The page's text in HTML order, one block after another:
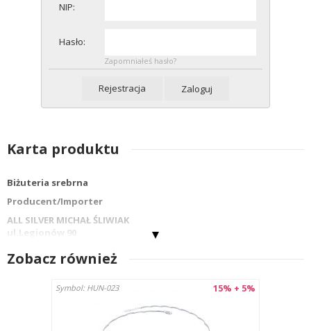
NIP:
Hasło:
Zapomniałeś hasło?
Rejestracja Zaloguj
Karta produktu
Biżuteria srebrna
Producent/Importer
ALL SILVER MICHAŁ ŚLIWIAK
ul.Legionów 90
info@allsilver.pl
Kraj : Polska
Nazwa wyrobu:KOLCZYKI HUK-023
Materiał: Srebro próby 925
Zobacz również
15% + 5%
Symbol: HUN-023